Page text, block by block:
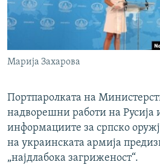
РСЕ веб страници
Марија Захарова
Портпаролката на
надворешни работи на Русија
информациите за српско
на украинската армија
„најдлабока загриженост“.